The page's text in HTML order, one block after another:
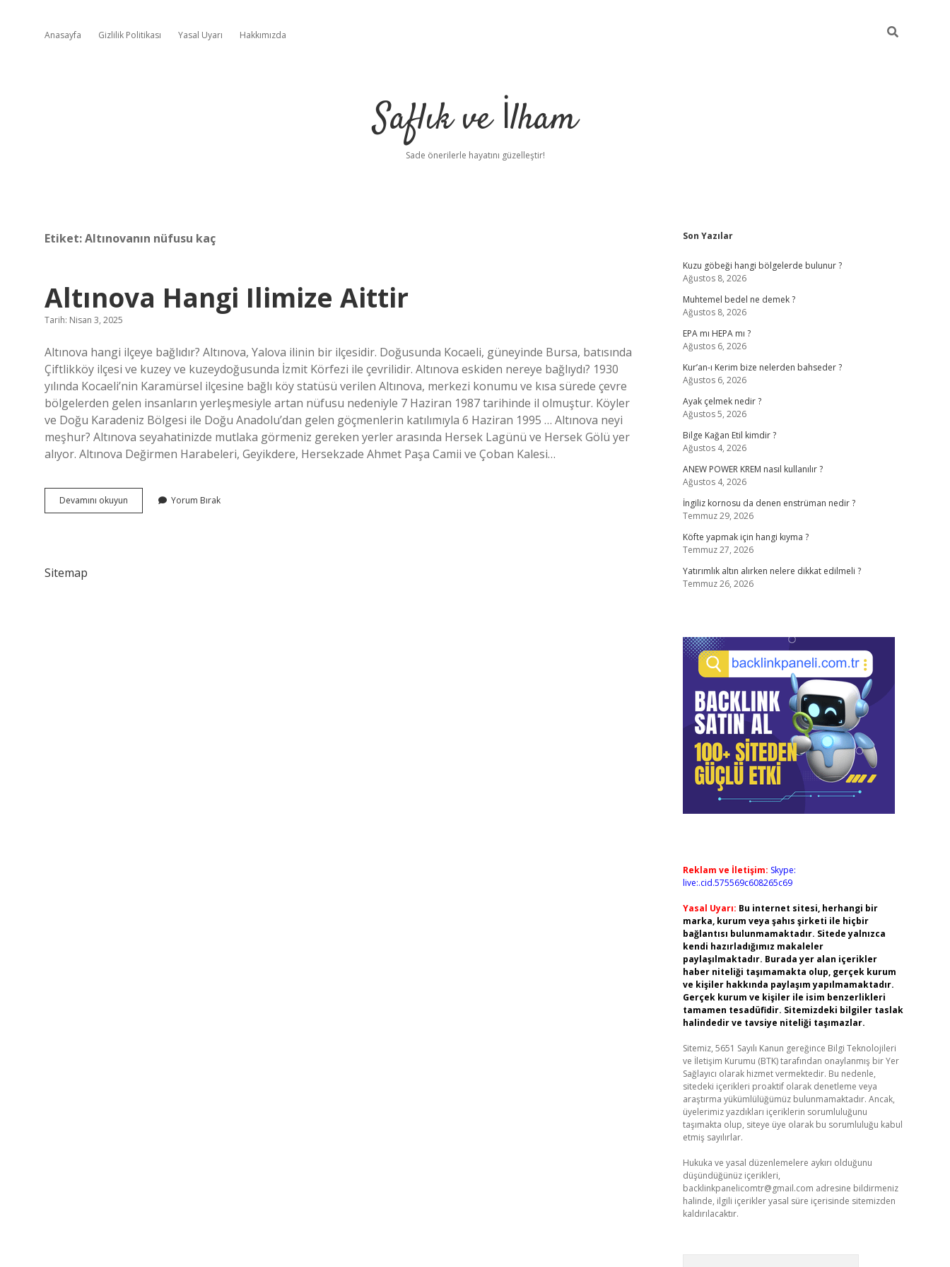
Anasayfa Gizlilik Politikası Yasal Uyarı Hakkımızda
Saflık ve İlham
Sade önerilerle hayatını güzelleştir!
Etiket:Altınovanın nüfusu kaç
Altınova Hangi Ilimize Aittir
Tarih: Nisan 3, 2025
Altınova hangi ilçeye bağlıdır? Altınova, Yalova ilinin bir ilçesidir. Doğusunda Kocaeli, güneyinde Bursa, batısında
Çiftlikköy ilçesi ve kuzey ve kuzeydoğusunda İzmit Körfezi ile çevrilidir. Altınova eskiden nereye bağlıydı? 1930
yılında Kocaeli’nin Karamürsel ilçesine bağlı köy statüsü verilen Altınova, merkezi konumu ve kısa sürede çevre
bölgelerden gelen insanların yerleşmesiyle artan nüfusu nedeniyle 7 Haziran 1987 tarihinde il olmuştur. Köyler
ve Doğu Karadeniz Bölgesi ile Doğu Anadolu’dan gelen göçmenlerin katılımıyla 6 Haziran 1995 … Altınova neyi
meşhur? Altınova seyahatinizde mutlaka görmeniz gereken yerler arasında Hersek Lagünü ve Hersek Gölü yer
alıyor. Altınova Değirmen Harabeleri, Geyikdere, Hersekzade Ahmet Paşa Camii ve Çoban Kalesi…
Devamını okuyun Altınova
Hangi
Yorum Bırak
Sitemap
Sidebar
Son Yazılar
Kuzu göbeği hangi bölgelerde bulunur ?
Ağustos 8, 2026
Muhtemel bedel ne demek ?
Ağustos 8, 2026
EPA mı HEPA mı ?
Ağustos 6, 2026
Kur’an-ı Kerim bize nelerden bahseder ?
Ağustos 6, 2026
Ayak çelmek nedir ?
Ağustos 5, 2026
Bilge Kağan Etil kimdir ?
Ağustos 4, 2026
ANEW POWER KREM nasıl kullanılır ?
Ağustos 4, 2026
İngiliz kornosu da denen enstrüman nedir ?
Temmuz 29, 2026
Köfte yapmak için hangi kıyma ?
Temmuz 27, 2026
Yatırımlık altın alırken nelere dikkat edilmeli ?
Temmuz 26, 2026
Reklam ve İletişim: Skype:
live:.cid.575569c608265c69
Yasal Uyarı: Bu internet sitesi, herhangi bir
marka, kurum veya şahıs şirketi ile hiçbir
bağlantısı bulunmamaktadır. Sitede yalnızca
kendi hazırladığımız makaleler
paylaşılmaktadır. Burada yer alan içerikler
haber niteliği taşımamakta olup, gerçek kurum
ve kişiler hakkında paylaşım yapılmamaktadır.
Gerçek kurum ve kişiler ile isim benzerlikleri
tamamen tesadüfidir. Sitemizdeki bilgiler taslak
halindedir ve tavsiye niteliği taşımazlar.
Sitemiz, 5651 Sayılı Kanun gereğince Bilgi Teknolojileri
ve İletişim Kurumu (BTK) tarafından onaylanmış bir Yer
Sağlayıcı olarak hizmet vermektedir. Bu nedenle,
sitedeki içerikleri proaktif olarak denetleme veya
araştırma yükümlülüğümüz bulunmamaktadır. Ancak,
üyelerimiz yazdıkları içeriklerin sorumluluğunu
taşımakta olup, siteye üye olarak bu sorumluluğu kabul
etmiş sayılırlar.
Hukuka ve yasal düzenlemelere aykırı olduğunu
düşündüğünüz içerikleri,
backlinkpanelicomtr@gmail.com adresine bildirmeniz
halinde, ilgili içerikler yasal süre içerisinde sitemizden
kaldırılacaktır.